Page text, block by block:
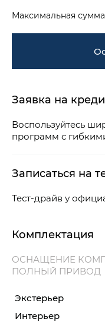
Максимальная
Заявка на
Воспользуйтесь
программ с
Записаться на
Тест-драйв у
Комплектация
ОСНАЩЕНИЕ
ПОЛНЫЙ ПРИВОД
Экстерьер
Интерьер